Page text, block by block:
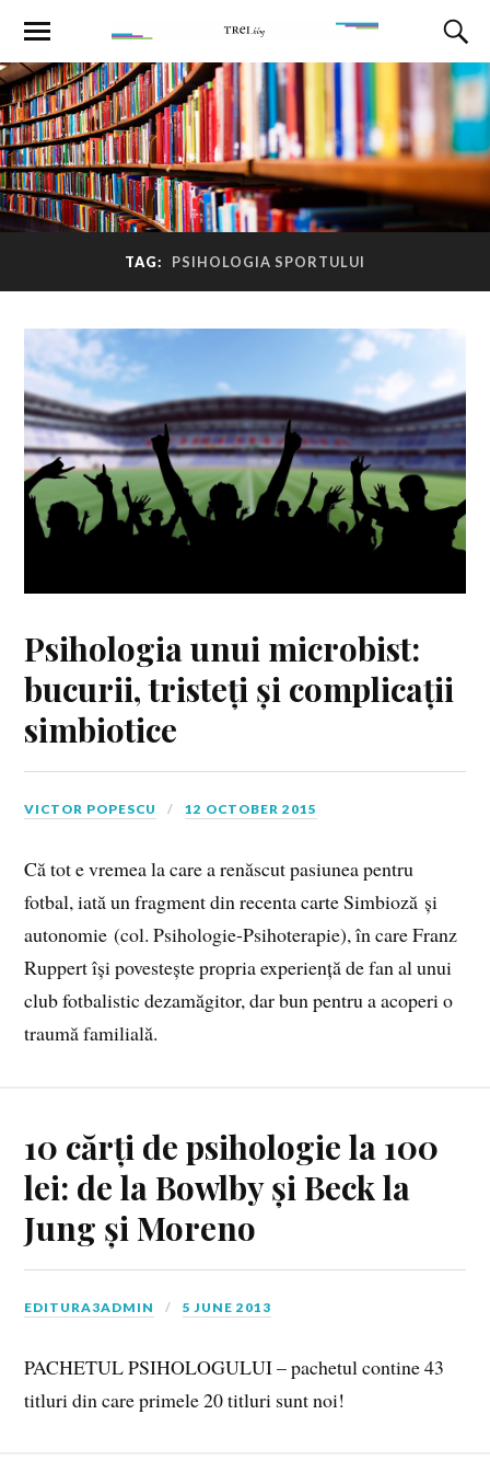
TAG: PSIHOLOGIA SPORTULUI
Psihologia unui microbist:
bucurii, tristeți și complicații
simbiotice
VICTOR POPESCU 12 OCTOBER 2015
Că tot e vremea la care a renăscut pasiunea pentru
fotbal, iată un fragment din recenta carte Simbioză și
autonomie (col. Psihologie-Psihoterapie), în care Franz
Ruppert își povestește propria experiență de fan al unui
club fotbalistic dezamăgitor, dar bun pentru a acoperi o
traumă familială.
10 cărți de psihologie la 100
lei: de la Bowlby și Beck la
Jung și Moreno
EDITURA3ADMIN 5 JUNE 2013
PACHETUL PSIHOLOGULUI – pachetul contine 43
titluri din care primele 20 titluri sunt noi!